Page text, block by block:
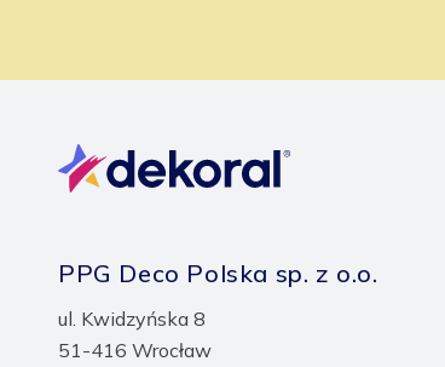
PPG Deco Polska sp. z o.o.
ul. Kwidzyńska 8
51-416 Wrocław